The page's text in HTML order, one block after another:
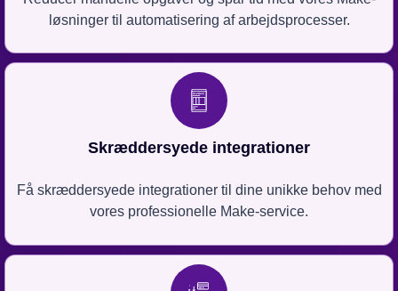
løsninger til automatisering af arbejdsprocesser.
Skræddersyede integrationer
Få skræddersyede integrationer til dine unikke behov med
vores professionelle Make-service.